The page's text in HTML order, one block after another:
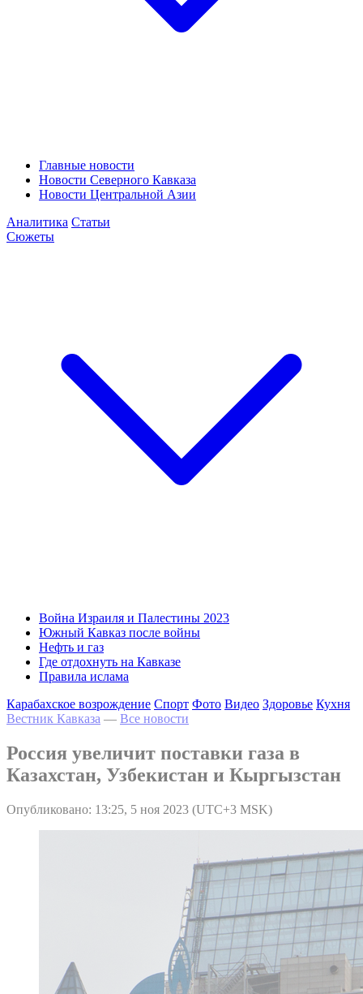
Главные новости
Новости Северного Кавказа
Новости Центральной Азии
Аналитика Статьи
Сюжеты
Война Израиля и Палестины 2023
Южный Кавказ после войны
Нефть и газ
Где отдохнуть на Кавказе
Правила ислама
Карабахское возрождение Спорт Фото Видео Здоровье Кухня
Вестник Кавказа — Все новости
Россия увеличит поставки газа в
Казахстан, Узбекистан и Кыргызстан
Опубликовано: 13:25, 5 ноя 2023 (UTC+3 MSK)